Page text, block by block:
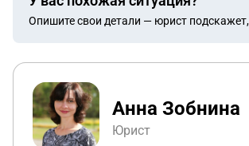
Опишите свои детали — юрист
Анна Зобнина
Юрист